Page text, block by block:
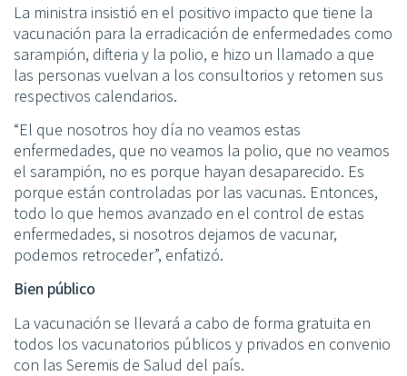
La ministra insistió en el positivo impacto que tiene la
vacunación para la erradicación de enfermedades como
sarampión, difteria y la polio, e hizo un llamado a que
las personas vuelvan a los consultorios y retomen sus
respectivos calendarios.
“El que nosotros hoy día no veamos estas
enfermedades, que no veamos la polio, que no veamos
el sarampión, no es porque hayan desaparecido. Es
porque están controladas por las vacunas. Entonces,
todo lo que hemos avanzado en el control de estas
enfermedades, si nosotros dejamos de vacunar,
podemos retroceder”, enfatizó.
Bien público
La vacunación se llevará a cabo de forma gratuita en
todos los vacunatorios públicos y privados en convenio
con las Seremis de Salud del país.